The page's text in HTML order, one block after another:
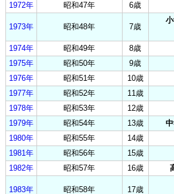
1972年 昭和47年 6歳
1973年 昭和48年 7歳
1974年 昭和49年 8歳
1975年 昭和50年 9歳
1976年 昭和51年 10歳
1977年 昭和52年 11歳
1978年 昭和53年 12歳
1979年 昭和54年 13歳
1980年
昭和55年 14歳
1981年 昭和56年 15歳
1982年 昭和57年 16歳
1983年 昭和58年 17歳